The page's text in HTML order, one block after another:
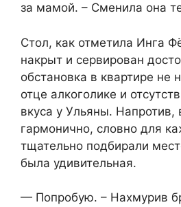
за мамой. – Сменила она
Стол, как отметила Инга
накрыт и сервирован
обстановка в квартире не
отце алкоголике и
вкуса у Ульяны. Напротив,
гармонично, словно для
тщательно подбирали
была удивительная.
— Попробую. – Нахмурив